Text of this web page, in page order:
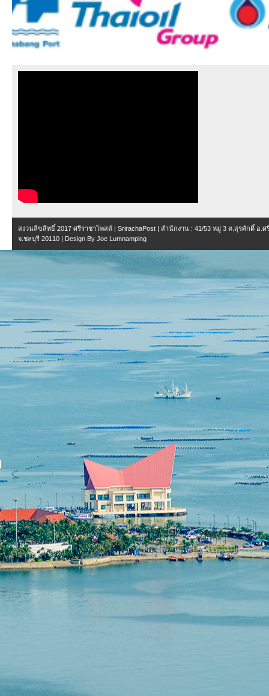
สงวนลิขสิทธิ์ 2017 ศรีราชาโพสต์ | SrirachaPost | สำนักงาน : 41/53 หมู่ 3 ต.สุรศักดิ์ อ.ศ
จ.ชลบุรี 20110 | Design By Joe Lumnamping